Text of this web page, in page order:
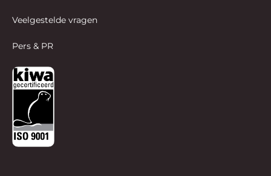
Veelgestelde vragen
Pers & PR